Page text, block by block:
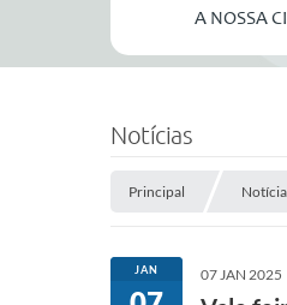
A NOSSA
Notícias
Principal
JAN 07 JAN 2025